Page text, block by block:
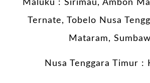
Maluku : Sirimau, Ambon
Ternate, Tobelo Nusa
Mataram,
Nusa Tenggara Timur :